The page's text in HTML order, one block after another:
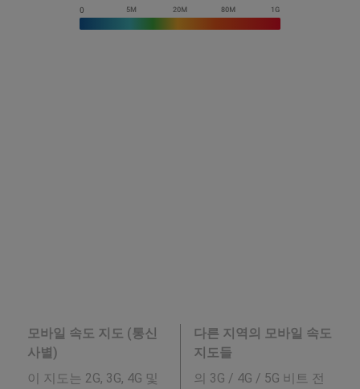
모바일 속도 지도 (통신
사별)
이 지도는 2G, 3G, 4G 및
다른 지역의 모바일 속도
지도들
의 3G / 4G / 5G 비트 전